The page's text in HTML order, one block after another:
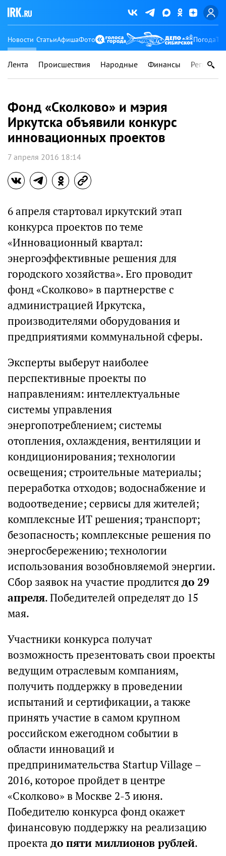
Новости СтатьиАфишаФото Погода
Лента Происшествия Народные Финансы Регионы
Фонд «Сколково» и мэрия
Иркутска объявили конкурс
инновационных проектов
7 апреля 2016 18:14
6 апреля стартовал иркутский этап
конкурса проектов по теме
«Инновационный квартал:
энергоэффективные решения для
городского хозяйства». Его проводит
фонд «Сколково» в партнерстве с
администрацией Иркутска,
производителями оборудования и
предприятиями коммунальной сферы.
Эксперты выберут наиболее
перспективные проекты по
направлениям: интеллектуальные
системы управления
энергопотреблением; системы
отопления, охлаждения, вентиляции и
кондиционирования; технологии
освещения; строительные материалы;
переработка отходов; водоснабжение и
водоотведение; сервисы для жителей;
комплексные ИТ решения; транспорт;
безопасность; комплексные решения по
энергосбережению; технологии
использования возобновляемой энергии.
Сбор заявок на участие продлитсядо 29
апреля. Победителей определят до 15
мая.
Участники конкурса получат
возможность презентовать свои проекты
ведущим отраслевым компаниям,
получить поддержку в проведении
испытаний и сертификации, а также
принять участие в самом крупном
российском ежегодном событии в
области инноваций и
предпринимательства Startup Village –
2016, которое пройдет в центре
«Сколково» в Москве 2-3 июня.
Победителю конкурса фонд окажет
финансовую поддержку на реализацию
проекта до пяти миллионов рублей.